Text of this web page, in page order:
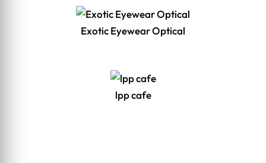
Exotic Eyewear Optical
lpp cafe